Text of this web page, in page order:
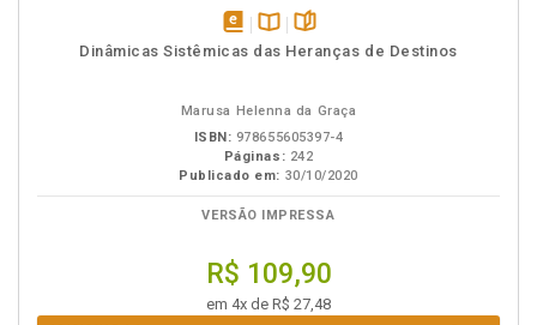
disponívelDisponível
páginas
Dinâmicas Sistêmicas das Heranças de Destinos
Marusa Helenna da Graça
ISBN: 978655605397-4
Páginas: 242
Publicado em: 30/10/2020
VERSÃO IMPRESSA
R$ 109,90
em 4x de R$ 27,48